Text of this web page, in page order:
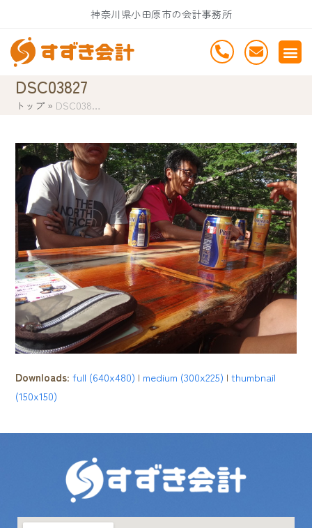
content
神奈川県小田原市の会計事務所
DSC03827
トップ » DSC038…
Downloads:full (640x480) | medium (300x225) |thumbnail
(150x150)